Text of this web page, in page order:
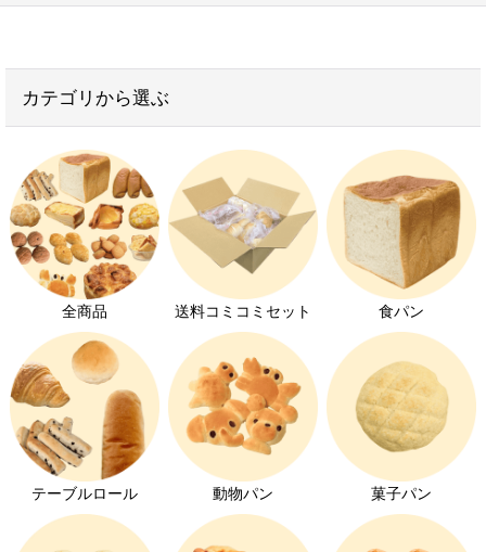
パンにもクッキーにも、安心安全のアレルギー対応チ
ョコレートを使っています。
そういえば…そもそもチョコレートって、どうやって
作っているのでしょう？
牛乳は絶対に入れなきゃダメなの？
ココアとチョコレートって似てるけどどう違う
の？
コンタミネーションはどれくらい起きやすい？
今回はそんなチョコレートの気になるギモンを調べて
みましたよ。
🍫 チョコレートとは
絞り込む
子供が喜ぶお菓子
学校給食用パン
おかずパン
無添加パン
ヴィーガンパン
離乳食におすすめのパン
お家でパン屋さん
大豆アレルギー対応
オーダーパン
メロンパン特集
カテゴリから選ぶ
全商品 送料コミコミセット 食パン
テーブルロール 動物パン 菓子パン